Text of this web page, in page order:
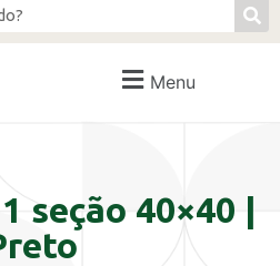
Menu
seção 40×40 |